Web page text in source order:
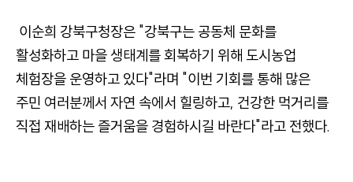
이순희 강북구청장은 "강북구는 공동체 문화를
활성화하고 마을 생태계를 회복하기 위해 도시농업
체험장을 운영하고 있다"라며 "이번 기회를 통해 많은
주민 여러분께서 자연 속에서 힐링하고, 건강한 먹거리를
직접 재배하는 즐거움을 경험하시길 바란다"라고 전했다.